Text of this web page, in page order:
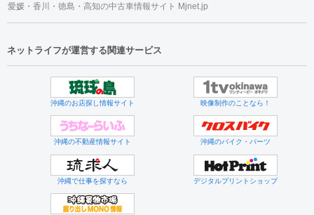
愛媛・香川・徳島・高知の中古車情報サイト Mjnet.jp
ネットライフが運営する関連サービス
沖縄のお店探し情報サイト 映像制作のことなら！
沖縄の不動産情報サイト 沖縄のバイク・パーツ
沖縄で仕事を探すなら デジタルプリントショップ